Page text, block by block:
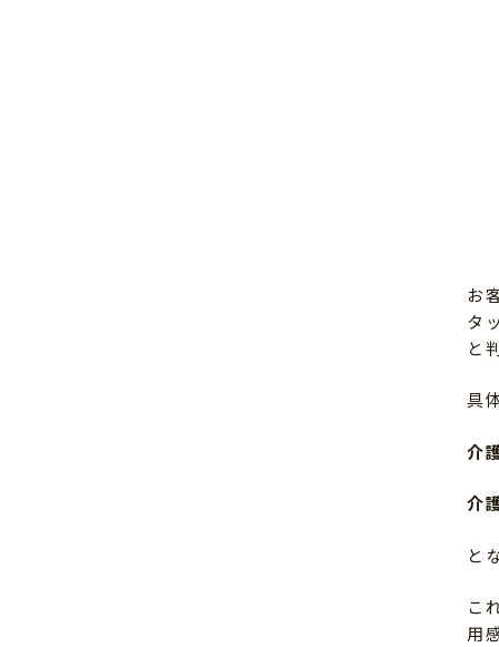
お
タ
と
具
介
介
と
こ
用